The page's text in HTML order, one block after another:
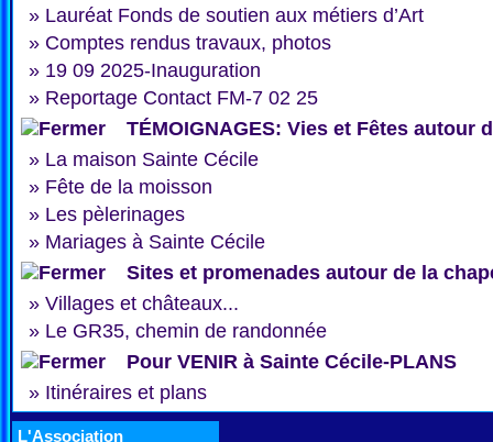
» Lauréat Fonds de soutien aux métiers d’Art
» Comptes rendus travaux, photos
» 19 09 2025-Inauguration
» Reportage Contact FM-7 02 25
TÉMOIGNAGES: Vies et Fêtes autour
» La maison Sainte Cécile
» Fête de la moisson
» Les pèlerinages
» Mariages à Sainte Cécile
Sites et promenades autour de la
» Villages et châteaux...
» Le GR35, chemin de randonnée
Pour VENIR à Sainte Cécile-PLANS
» Itinéraires et plans
L'Association